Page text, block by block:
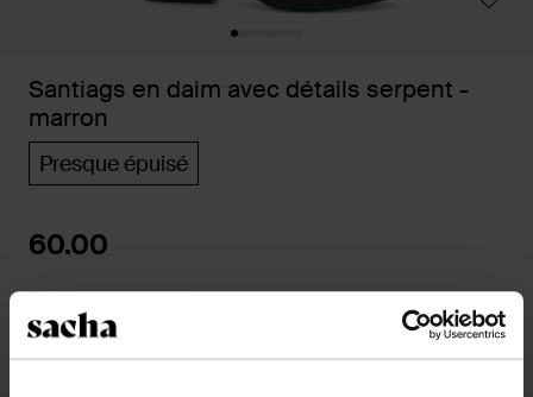
Santiags en daim avec détails serpent -
marron
Presque épuisé
60.00
Couleurs